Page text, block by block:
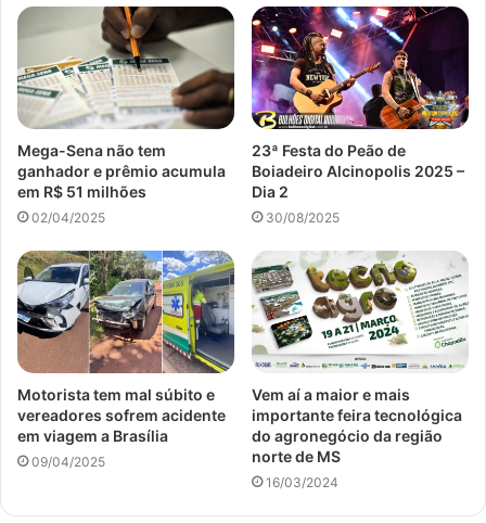
Mega-Sena não tem
ganhador e prêmio acumula
em R$ 51 milhões
02/04/2025
23ª Festa do Peão de
Boiadeiro Alcinopolis 2025 –
Dia 2
30/08/2025
Motorista tem mal súbito e
vereadores sofrem acidente
em viagem a Brasília
09/04/2025
Vem aí a maior e mais
importante feira tecnológica
do agronegócio da região
norte de MS
16/03/2024